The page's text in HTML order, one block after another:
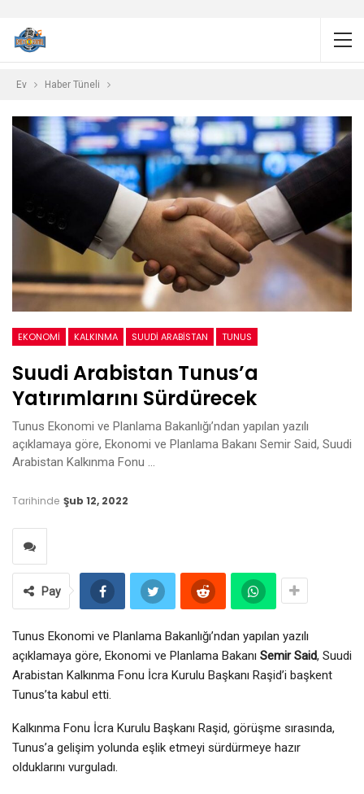
Ev Haber Tüneli
EKONOMI KALKINMA SUUDI ARABISTAN TUNUS
Suudi Arabistan Tunus’a
Yatırımlarını Sürdürecek
Tunus Ekonomi ve Planlama Bakanlığı’ndan yapılan yazılı
açıklamaya göre, Ekonomi ve Planlama Bakanı Semir Said, Suudi
Arabistan Kalkınma Fonu …
Tarihinde Şub 12, 2022
Pay
Tunus Ekonomi ve Planlama Bakanlığı’ndan yapılan yazılı
açıklamaya göre, Ekonomi ve Planlama Bakanı Semir Said, Suudi
Arabistan Kalkınma Fonu İcra Kurulu Başkanı Raşid’i başkent
Tunus’ta kabul etti.
Kalkınma Fonu İcra Kurulu Başkanı Raşid, görüşme sırasında,
Tunus’a gelişim yolunda eşlik etmeyi sürdürmeye hazır
olduklarını vurguladı.